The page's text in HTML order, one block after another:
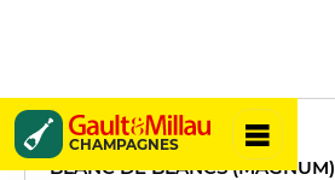
CHAMPAGNES
Henriot
BLANC DE BLANCS (MAGNUM)